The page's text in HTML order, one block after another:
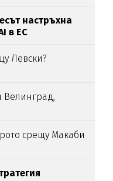
настръхна
в ЕС
Левски?
Велинград,
срещу Макаби